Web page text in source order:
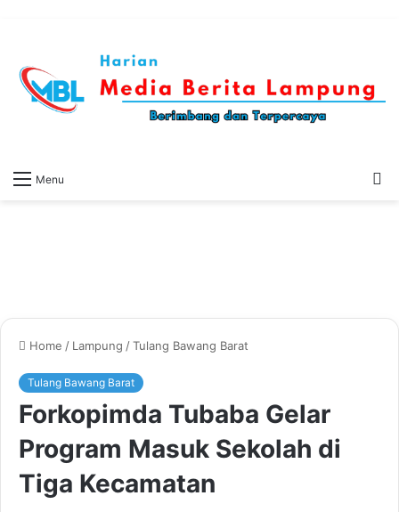
Menu
Home / Lampung /Tulang Bawang Barat
Tulang Bawang Barat
Forkopimda Tubaba Gelar
Program Masuk Sekolah di
Tiga Kecamatan